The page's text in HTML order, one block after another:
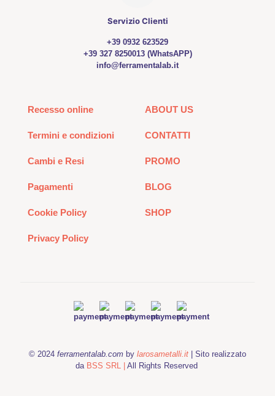
Servizio Clienti
+39 0932 623529
+39 327 8250013 (WhatsAPP)
info@ferramentalab.it
Recesso online
Termini e condizioni
Cambi e Resi
Pagamenti
Cookie Policy
Privacy Policy
ABOUT US
CONTATTI
PROMO
BLOG
SHOP
© 2024 ferramentalab.com by larosametalli.it | Sito realizzato
da BSS SRL | All Rights Reserved